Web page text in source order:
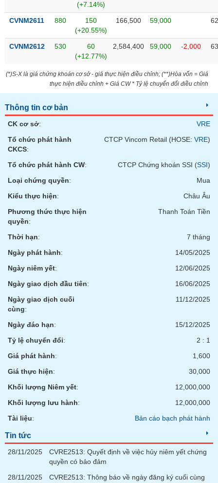
(+7.14%)
CVNM2611 880
150
(+20.55%)
166,500 59,000
CVNM2612 530
60
(+12.77%)
2,584,400 59,000 -2,000
(*)S-X là giá chứng khoán cơ sở - giá thực hiện điều chỉnh; (**)Hòa vốn = Giá
thực hiện điều chỉnh + Giá CW * Tỷ lệ chuyển đổi điều chỉnh
Thông tin cơ bản
CK cơ sở:
VRE
Tổ chức phát hành
CKCS:
CTCP Vincom Retail (HOSE: VRE)
Tổ chức phát hành CW: CTCP Chứng khoán SSI (SSI)
Loại chứng quyền:
Mua
Kiểu thực hiện:
Châu Âu
Phương thức thực hiện
quyền:
Thanh Toán Tiền
Thời hạn:
7 tháng
Ngày phát hành:
14/05/2025
Ngày niêm yết:
12/06/2025
Ngày giao dịch đầu tiên:
16/06/2025
Ngày giao dịch cuối
cùng:
11/12/2025
Ngày đáo hạn:
15/12/2025
Tỷ lệ chuyển đổi:
2 : 1
Giá phát hành:
1,600
Giá thực hiện:
30,000
Khối lượng Niêm yết:
12,000,000
Khối lượng lưu hành:
12,000,000
Tài liệu: Bản cáo bạch phát hành
Tin tức
28/11/2025
CVRE2513: Quyết định về việc hủy niêm yết chứng
quyền có bảo đảm
28/11/2025
CVRE2513: Thông báo về ngày đăng ký cuối cùng
chứng
khoán
Tất cả Cổ phiếu Chỉ số Chứng chỉ quỹ Chứng
Lãnh
(-)
Tất cả Người nội bộ
Tin
tức
(-)
Bài
của
giả
(-)
Báo
phân
(-)
Thuật
ngữ
(-)
Dịch
vụ
(-)
tạo
tài